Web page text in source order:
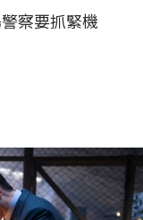
察要抓緊機